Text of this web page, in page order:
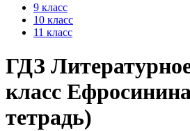
9 класс
10 класс
11 класс
ГДЗ
класс
тетрадь)